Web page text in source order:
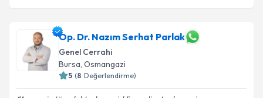
Op. Dr. Nazım Serhat Parlak
Genel Cerrahi
Bursa, Osmangazi
5 (8 Değerlendirme)